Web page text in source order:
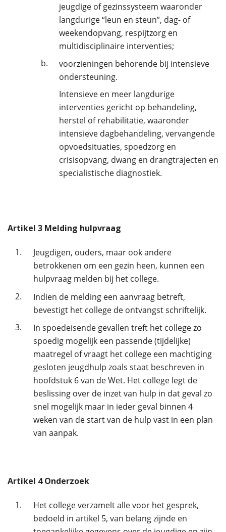
jeugdige of gezinssysteem waaronder
langdurige “leun en steun”, dag- of
weekendopvang, respijtzorg en
multidisciplinaire interventies;
b.
voorzieningen behorende bij intensieve
ondersteuning.
Intensieve en meer langdurige
interventies gericht op behandeling,
herstel of rehabilitatie, waaronder
intensieve dagbehandeling, vervangende
opvoedsituaties, spoedzorg en
crisisopvang, dwang en drangtrajecten en
specialistische diagnostiek.
Artikel 3 Melding hulpvraag
1.
Jeugdigen, ouders, maar ook andere
betrokkenen om een gezin heen, kunnen een
hulpvraag melden bij het college.
2.
Indien de melding een aanvraag betreft,
bevestigt het college de ontvangst schriftelijk.
3.
In spoedeisende gevallen treft het college zo
spoedig mogelijk een passende (tijdelijke)
maatregel of vraagt het college een machtiging
gesloten jeugdhulp zoals staat beschreven in
hoofdstuk 6 van de Wet. Het college legt de
beslissing over de inzet van hulp in dat geval zo
snel mogelijk maar in ieder geval binnen 4
weken van de start van de hulp vast in een plan
van aanpak.
Artikel 4Onderzoek
1.
Het college verzamelt alle voor het gesprek,
bedoeld in artikel 5, van belang zijnde en